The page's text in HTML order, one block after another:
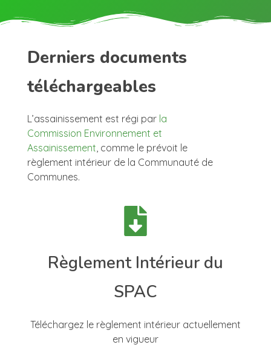
Derniers documents
téléchargeables
L’assainissement est régi par la
Commission Environnement et
Assainissement, comme le prévoit le
règlement intérieur de la Communauté de
Communes.
Règlement Intérieur du
SPAC
Téléchargez le règlement intérieur actuellement
en vigueur